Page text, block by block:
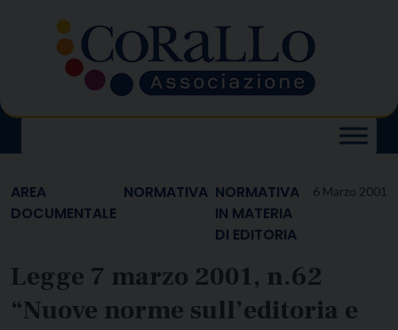
content
6 Marzo 2001
AREA
DOCUMENTALE
NORMATIVA NORMATIVA
IN MATERIA
DI EDITORIA
Legge 7 marzo 2001, n.62
“Nuove norme sull’editoria e